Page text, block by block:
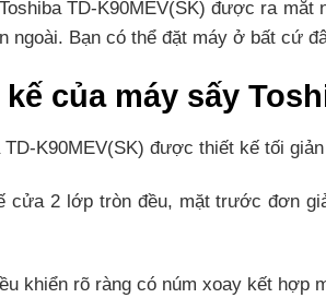
TD-K90MEV(SK) được ra
ngoài. Bạn có thể đặt máy ở bất cứ
của máy sấy
TD-K90MEV(SK) được thiết kế tối
cửa 2 lớp tròn đều, mặt trước đơn
khiển rõ ràng có núm xoay kết hợp